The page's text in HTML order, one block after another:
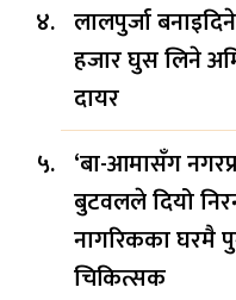
लालपुर्जा
हजार घुस लिने
दायर
‘बा-आमासँग
बुटवलले दियो
नागरिकका घरमै
चिकित्सक